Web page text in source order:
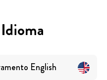
English